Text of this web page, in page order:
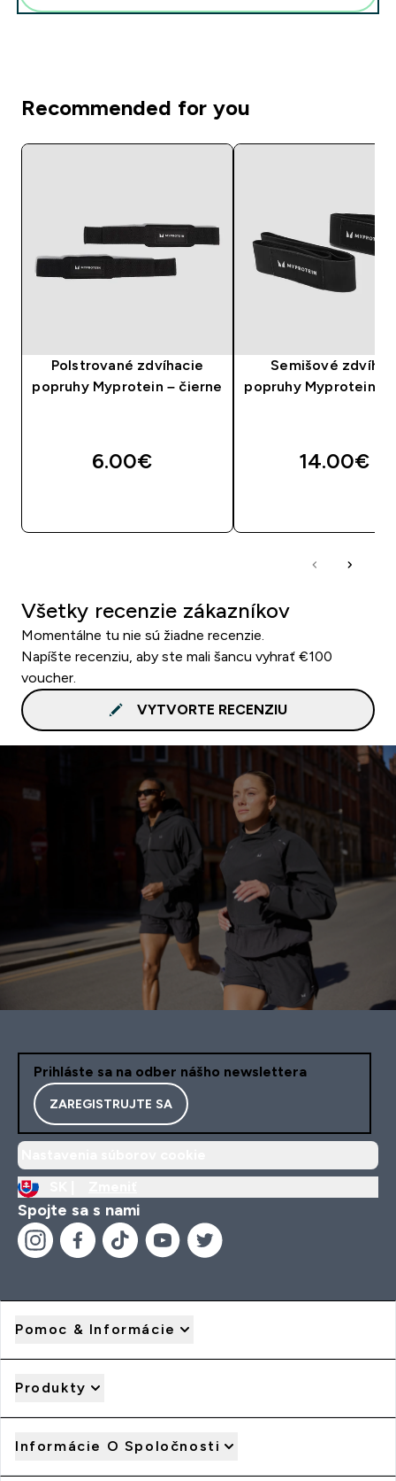
Recommended for you
Polstrované zdvíhacie
popruhy Myprotein – čierne
6.00€‎
Semišové
popruhy Myprotein –
14.00€‎
Všetky recenzie zákazníkov
Momentálne tu nie sú žiadne recenzie.
Napíšte recenziu, aby ste mali šancu vyhrať €100
voucher.
VYTVORTE RECENZIU
Prihláste sa na odber nášho newslettera
ZAREGISTRUJTE SA
Spojte sa s nami
Pomoc & Informácie
Produkty
Informácie O Spoločnosti